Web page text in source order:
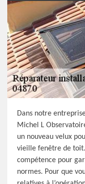
Dans notre
Michel L
un nouveau velux
vieille fenêtre de
compétence pour
normes. Pour que